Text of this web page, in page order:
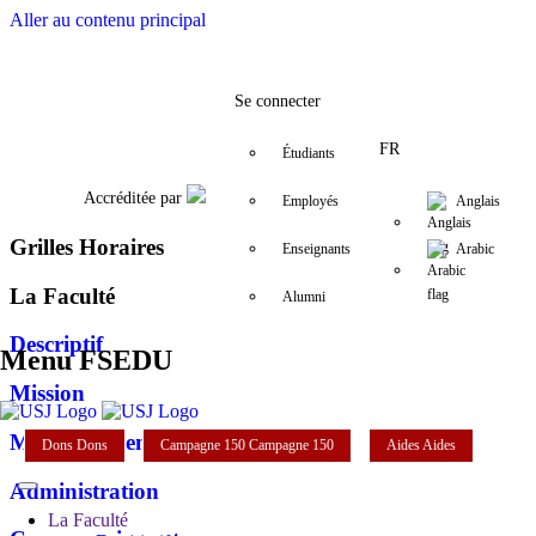
Aller au contenu principal
FacebookTwitter
Accréditée par
Se connecter
Étudiants
Employés
Enseignants
Alumni
FR
Anglais
Arabic
Menu FSEDU
Dons Dons Campagne 150 Campagne 150 AidesAides
La Faculté
Grilles Horaires
La Faculté
Descriptif
Mission
Mot du doyen
Administration